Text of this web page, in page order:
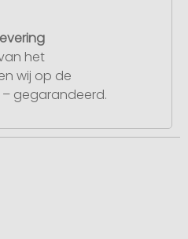
het
wij op de
gegarandeerd.